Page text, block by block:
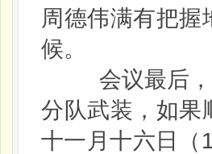
周德伟满有把
候。
会议最后，由
分队武装，如果
十一月十六日（